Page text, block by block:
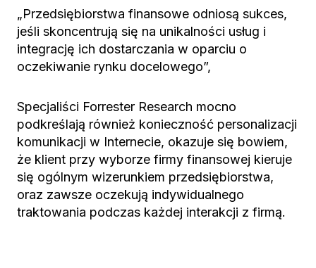
„Przedsiębiorstwa finansowe odniosą sukces,
jeśli skoncentrują się na unikalności usług i
integrację ich dostarczania w oparciu o
oczekiwanie rynku docelowego”,
Specjaliści Forrester Research mocno
podkreślają również konieczność personalizacji
komunikacji w Internecie, okazuje się bowiem,
że klient przy wyborze firmy finansowej kieruje
się ogólnym wizerunkiem przedsiębiorstwa,
oraz zawsze oczekują indywidualnego
traktowania podczas każdej interakcji z firmą.